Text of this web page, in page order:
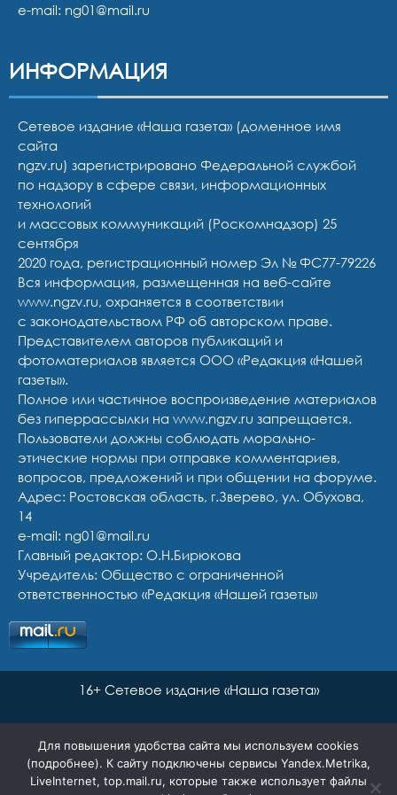
e-mail: ng01@mail.ru
ИНФОРМАЦИЯ
Сетевое издание «Наша газета» (доменное имя
сайта
ngzv.ru) зарегистрировано Федеральной службой
по надзору в сфере связи, информационных
технологий
и массовых коммуникаций (Роскомнадзор) 25
сентября
2020 года, регистрационный номер Эл № ФС77-79226
Вся информация, размещенная на веб-сайте
www.ngzv.ru, охраняется в соответствии
с законодательством РФ об авторском праве.
Представителем авторов публикаций и
фотоматериалов является ООО «Редакция «Нашей
газеты».
Полное или частичное воспроизведение материалов
без гиперрассылки на www.ngzv.ru запрещается.
Пользователи должны соблюдать морально-
этические нормы при отправке комментариев,
вопросов, предложений и при общении на форуме.
Адрес: Ростовская область, г.Зверево, ул. Обухова,
14
e-mail: ng01@mail.ru
Главный редактор: О.Н.Бирюкова
Учредитель: Общество с ограниченной
ответственностью «Редакция «Нашей газеты»
16+ Сетевое издание «Наша газета»
Для повышения удобства сайта мы используем cookies
(подробнее). К сайту подключены сервисы Yandex.Metrika,
LiveInternet, top.mail.ru, которые также использует файлы